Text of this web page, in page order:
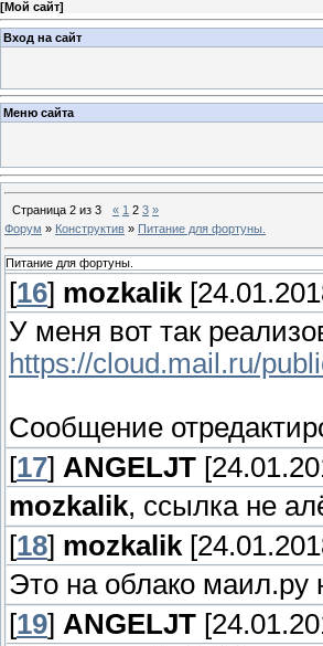
[Мой сайт]
Вход на сайт
Меню сайта
Страница 2 из 3 « 1 2 3 »
Форум » Конструктив » Питание для фортуны.
Питание для фортуны.
[16] mozkalik
У меня вот так
https://cloud.mail.ru/
Сообщение
[17] ANGELJT
mozkalik, ссылка не
[18] mozkalik
Это на облако маил.ру
[19] ANGELJT